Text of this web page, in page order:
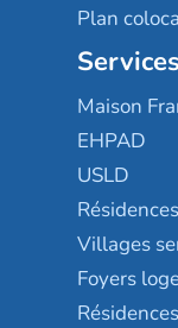
Plan
Maison
EHPAD
USLD
Villages
Foyers